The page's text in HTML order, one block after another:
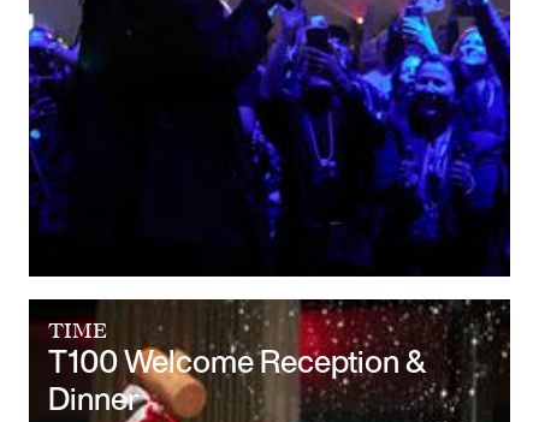
TIME
T100 Welcome Reception &
Dinner